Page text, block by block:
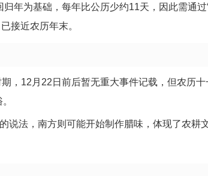
年为基础，每年比公历少约11天，因此需通过
接近农历年末。
，12月22日前后暂无重大事件记载，但农历
说法，南方则可能开始制作腊味，体现了农耕